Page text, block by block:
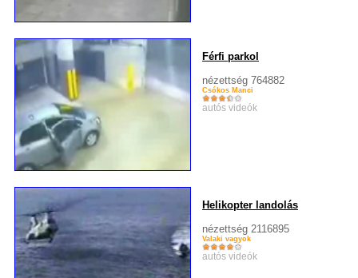
Férfi parkol
nézettség 764882
Csókos Manci
autós videók
Helikopter landolás
nézettség 2116895
Valaki vagyok
autós videók